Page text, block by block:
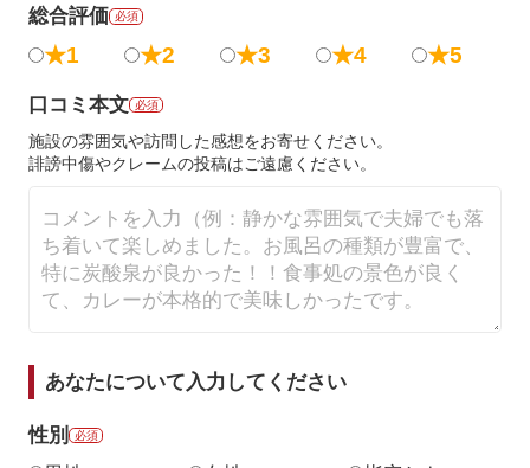
総合評価 必須
★1 ★2 ★3 ★4 ★5
口コミ本文 必須
施設の雰囲気や訪問した感想をお寄せください。
誹謗中傷やクレームの投稿はご遠慮ください。
あなたについて入力してください
性別 必須